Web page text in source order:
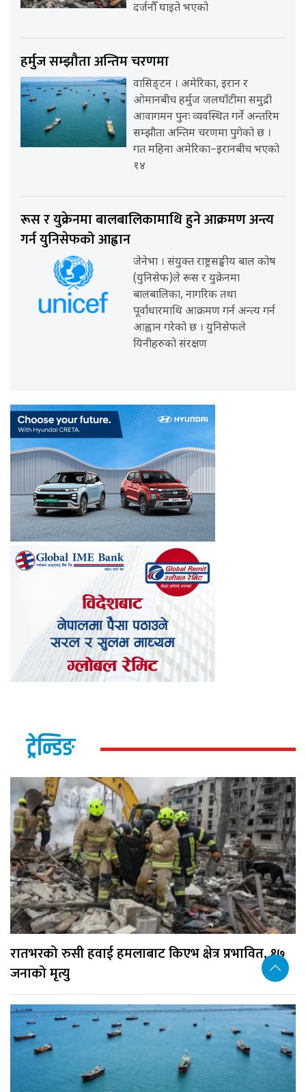
दर्जनौँ घाइते भएको
हर्मुज सम्झौता अन्तिम चरणमा
वासिङ्टन । अमेरिका, इरान र
ओमानबीच हर्मुज जलघाँटीमा समुद्री
आवागमन पुनः व्यवस्थित गर्ने अन्तरिम
सम्झौता अन्तिम चरणमा पुगेको छ ।
गत महिना अमेरिका–इरानबीच भएको
१४
रूस र युक्रेनमा बालबालिकामाथि हुने आक्रमण अन्त्य
गर्न युनिसेफको आह्वान
जेनेभा । संयुक्त राष्ट्रसङ्घीय बाल कोष
(युनिसेफ)ले रूस र युक्रेनमा
बालबालिका, नागरिक तथा
पूर्वाधारमाथि आक्रमण गर्न अन्त्य गर्न
आह्वान गरेको छ । युनिसेफले
यिनीहरुको संरक्षण
ट्रेन्डिङ
रातभरको रुसी हवाई हमलाबाट किएभ क्षेत्र प्रभावित, १७
जनाको मृत्यु